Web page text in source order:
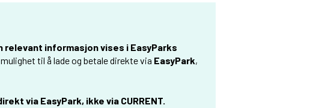
informasjon vises i EasyParks
til å lade og betale direkte via EasyPark,
via EasyPark, ikke via CURRENT.